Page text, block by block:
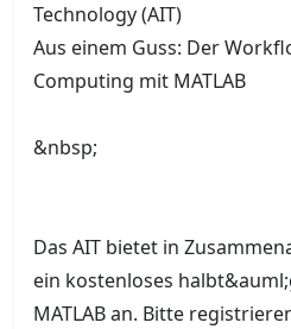
Technology (AIT)
Aus einem Guss: Der
Computing mit MATLAB
&nbsp;
Das AIT bietet in
ein kostenloses
MATLAB an. Bitte